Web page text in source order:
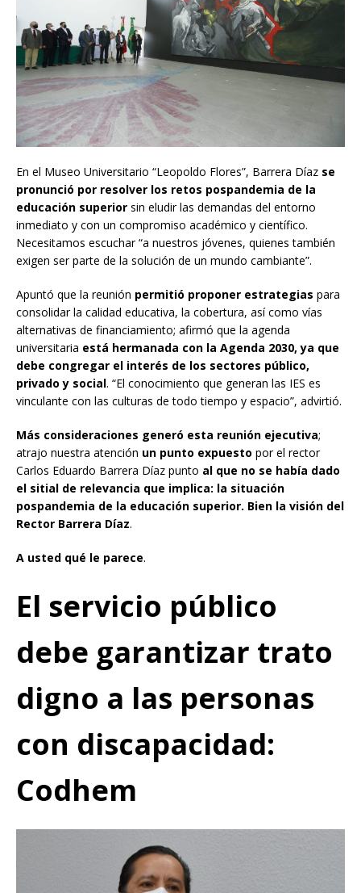
En el Museo Universitario “Leopoldo Flores”, Barrera Díaz se
pronunció por resolver los retos pospandemia de la
educación superior sin eludir las demandas del entorno
inmediato y con un compromiso académico y científico.
Necesitamos escuchar “a nuestros jóvenes, quienes también
exigen ser parte de la solución de un mundo cambiante”.
Apuntó que la reunión permitió proponer estrategias para
consolidar la calidad educativa, la cobertura, así como vías
alternativas de financiamiento; afirmó que la agenda
universitaria está hermanada con la Agenda 2030, ya que
debe congregar el interés de los sectores público,
privado y social. “El conocimiento que generan las IES es
vinculante con las culturas de todo tiempo y espacio”, advirtió.
Más consideraciones generó esta reunión ejecutiva;
atrajo nuestra atención un punto expuesto por el rector
Carlos Eduardo Barrera Díaz punto al que no se había dado
el sitial de relevancia que implica: la situación
pospandemia de la educación superior. Bien la visión del
Rector Barrera Díaz.
A usted qué le parece.
El servicio público
debe garantizar trato
digno a las personas
con discapacidad:
Codhem